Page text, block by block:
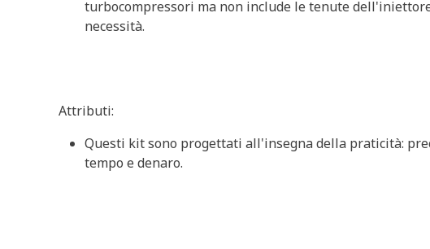
turbocompressori ma non include le tenute
necessità.
Attributi:
Questi kit sono progettati all'insegna della praticità:
tempo e denaro.